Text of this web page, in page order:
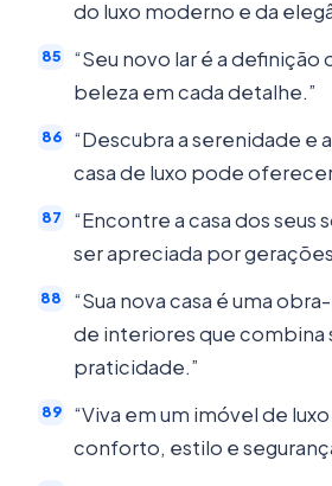
do luxo moderno e da
“Seu novo lar é a definição
beleza em cada detalhe.”
“Descubra a serenidade e
casa de luxo pode
“Encontre a casa dos seus
ser apreciada por
“Sua nova casa é uma
de interiores que combina
praticidade.”
“Viva em um imóvel de
conforto, estilo e